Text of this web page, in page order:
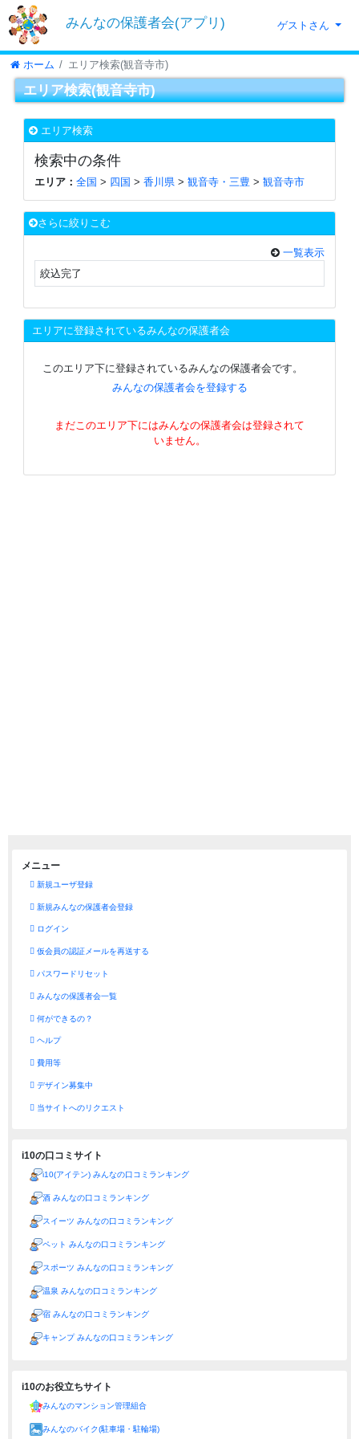
みんなの保護者会(アプリ) ゲストさん
ホーム エリア検索(観音寺市)
エリア検索(観音寺市)
エリア検索
検索中の条件
エリア： 全国 > 四国 > 香川県> 観音寺・三豊 > 観音寺市
さらに絞りこむ
一覧表示
絞込完了
エリアに登録されているみんなの保護者会
このエリア下に登録されているみんなの保護者会です。
みんなの保護者会を登録する
まだこのエリア下にはみんなの保護者会は登録されて
いません。
メニュー
新規ユーザ登録
新規みんなの保護者会登録
ログイン
仮会員の認証メールを再送する
パスワードリセット
みんなの保護者会一覧
何ができるの？
ヘルプ
費用等
デザイン募集中
当サイトへのリクエスト
i10の口コミサイト
i10(アイテン) みんなの口コミランキング
酒 みんなの口コミランキング
スイーツ みんなの口コミランキング
ペット みんなの口コミランキング
スポーツ みんなの口コミランキング
温泉 みんなの口コミランキング
宿 みんなの口コミランキング
キャンプ みんなの口コミランキング
i10のお役立ちサイト
みんなのマンション管理組合
みんなのバイク(駐車場・駐輪場)